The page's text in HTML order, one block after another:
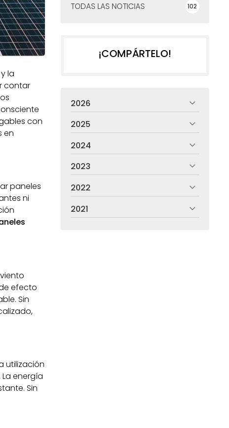
TODAS LAS NOTICIAS 102
la
contar
con
en
paneles
ni
efecto
Sin
utilización
energía
Sin
¡COMPÁRTELO!
2026
2025
2024
2023
2022
2021